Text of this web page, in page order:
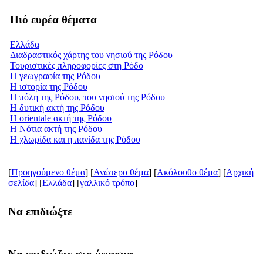
Πιό ευρέα θέματα
Ελλάδα
Διαδραστικός χάρτης του νησιού της Ρόδου
Τουριστικές πληροφορίες στη Ρόδο
Η γεωγραφία της Ρόδου
Η ιστορία της Ρόδου
Η πόλη της Ρόδου, του νησιού της Ρόδου
Η δυτική ακτή της Ρόδου
Η orientale ακτή της Ρόδου
Η Νότια ακτή της Ρόδου
Η χλωρίδα και η πανίδα της Ρόδου
[Προηγούμενο θέμα] [Ανώτερο θέμα] [Ακόλουθο θέμα] [Aρχική
σελίδα] [Ελλάδα] [γαλλικό τρόπο]
Να επιδιώξτε